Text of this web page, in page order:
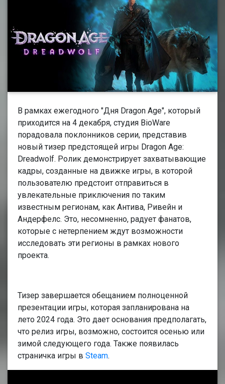
В рамках ежегодного "Дня Dragon Age", который
приходится на 4 декабря, студия BioWare
порадовала поклонников серии, представив
новый тизер предстоящей игры Dragon Age:
Dreadwolf. Ролик демонстрирует захватывающие
кадры, созданные на движке игры, в которой
пользователю предстоит отправиться в
увлекательные приключения по таким
известным регионам, как Антива, Ривейн и
Андерфелс. Это, несомненно, радует фанатов,
которые с нетерпением ждут возможности
исследовать эти регионы в рамках нового
проекта.
Тизер завершается обещанием полноценной
презентации игры, которая запланирована на
лето 2024 года. Это дает основания предполагать,
что релиз игры, возможно, состоится осенью или
зимой следующего года. Также появилась
страничка игры в Steam.